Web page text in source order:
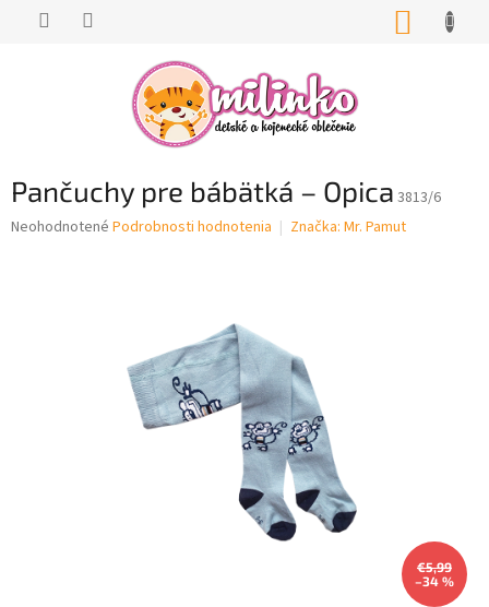
Pančuchy pre bábätká – Opica 3813/6
Priemerné
Neohodnotené Podrobnosti hodnotenia Značka: Mr. Pamut
€5,99
–34 %